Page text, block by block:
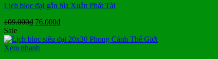
Lịch bloc đại gắn bìa Xuân Phát Tài
109.000₫ Giá
là:
109.000₫.
76.000₫Giá
tại
Sale
Xem nhanh